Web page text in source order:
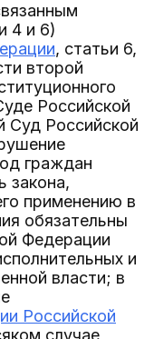
4 и 6)
, статьи 6,
второй
Российской
Суд Российской
граждан
закона,
применению в
обязательны
Федерации
и
власти; в
Российской
случае